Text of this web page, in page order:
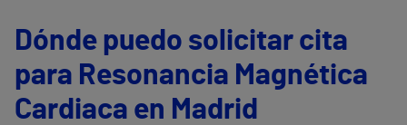
Dónde puedo solicitar cita
para Resonancia Magnética
Cardiaca en Madrid